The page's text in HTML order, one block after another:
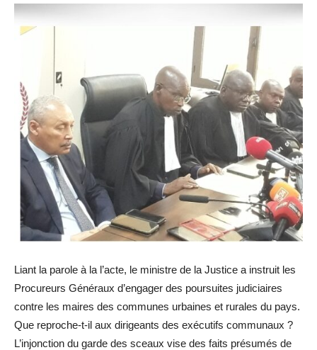
On
Justice
:
Pourquoi
Les
Liant la parole à la l’acte, le ministre de la Justice a instruit les
Procureurs Généraux d’engager des poursuites judiciaires
contre les maires des communes urbaines et rurales du pays.
Que reproche-t-il aux dirigeants des exécutifs communaux ?
L’injonction du garde des sceaux vise des faits présumés de